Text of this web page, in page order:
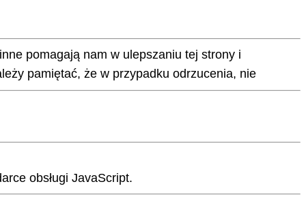
obsługi JavaScript.
pomagają nam w ulepszaniu tej strony i
pamiętać, że w przypadku odrzucenia, nie